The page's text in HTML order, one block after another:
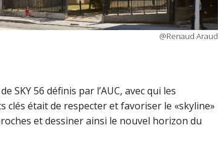
@Renaud Araud
56 définis par l’AUC, avec qui les
clés était de respecter et favoriser le «skyline»
et dessiner ainsi le nouvel horizon du